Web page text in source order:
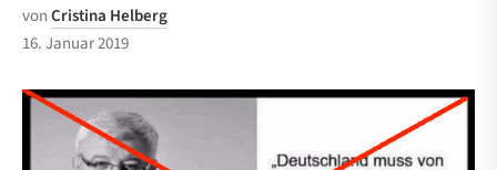
vonCristina Helberg
16. Januar 2019